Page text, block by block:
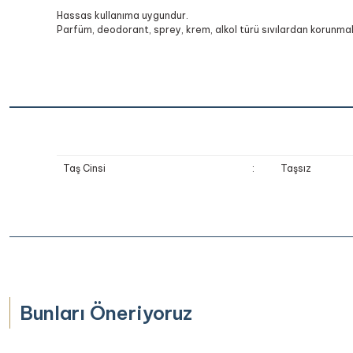
Hassas kullanıma uygundur.
Parfüm, deodorant, sprey, krem, alkol türü sıvılardan
Taş Cinsi : Taşsız
Görüş ve önerileriniz için teşekkür ederiz.
Bunları Öneriyoruz